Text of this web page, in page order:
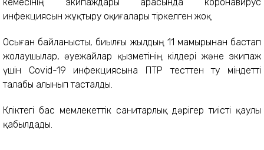
инфекциясын жұқтыру оқиғалары тіркелген жоқ.
Осыған байланысты, биылғы жылдың 11 мамырынан бастап
жолаушылар, әуежайлар қызметінің өкілдері және экипаж
үшін Covid-19 инфекциясына ПТР тесттен өту міндетті
талабы алынып тасталды.
Көліктегі бас мемлекеттік санитарлық дәрігер тиісті қаулы
қабылдады.